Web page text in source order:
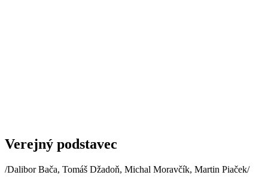
Verejný podstavec
/Dalibor Bača, Tomáš Džadoň, Michal Moravčík, Martin Piaček/